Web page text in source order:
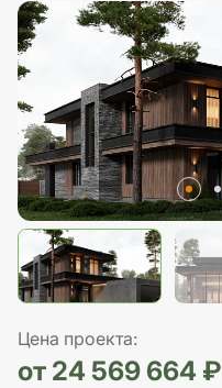
Цена проекта:
от 24 569 664 ₽